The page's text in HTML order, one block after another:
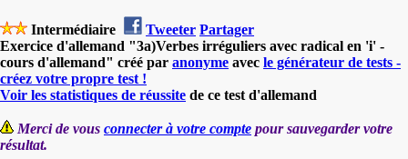
Intermédiaire Tweeter Partager
Exercice d'allemand "3a)Verbes irréguliers avec radical en 'i' -
cours d'allemand" créé par anonyme avec le générateur de tests -
créez votre propre test !
Voir les statistiques de réussite de ce test d'allemand
Merci de vous connecter à votre compte pour sauvegarder votre
résultat.